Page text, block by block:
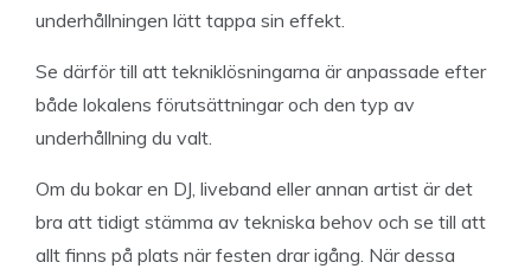
underhållningen lätt tappa sin effekt.
Se därför till att tekniklösningarna är anpassade efter
både lokalens förutsättningar och den typ av
underhållning du valt.
Om du bokar en DJ, liveband eller annan artist är det
bra att tidigt stämma av tekniska behov och se till att
allt finns på plats när festen drar igång. När dessa